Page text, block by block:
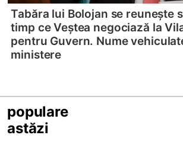
Tabăra lui Bolojan se reunește
timp ce Veștea negociază la
pentru Guvern. Nume
ministere
populare
astăzi